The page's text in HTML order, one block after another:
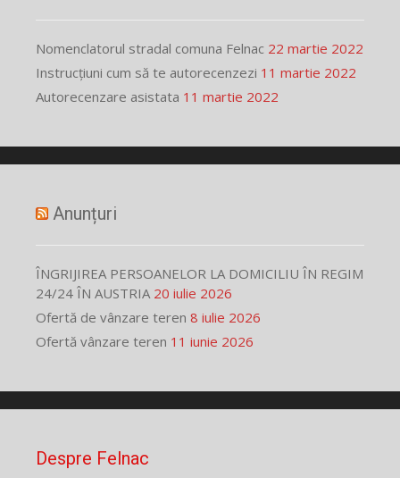
Nomenclatorul stradal comuna Felnac 22 martie 2022
Instrucțiuni cum să te autorecenzezi 11 martie 2022
Autorecenzare asistata 11 martie 2022
Anunțuri
ÎNGRIJIREA PERSOANELOR LA DOMICILIU ÎN REGIM
24/24 ÎN AUSTRIA 20 iulie 2026
Ofertă de vânzare teren 8 iulie 2026
Ofertă vânzare teren 11 iunie 2026
Despre Felnac